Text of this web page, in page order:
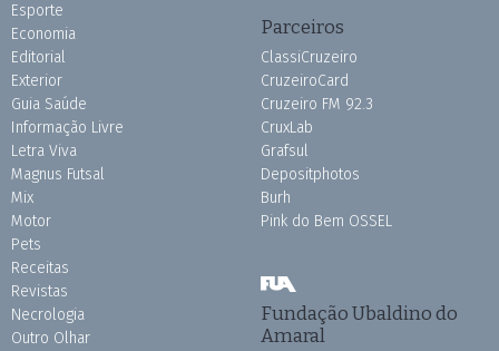
Esporte
Economia
Editorial
Exterior
Guia Saúde
Informação Livre
Letra Viva
Magnus Futsal
Mix
Motor
Pets
Receitas
Revistas
Necrologia
Outro Olhar
Parceiros
ClassiCruzeiro
CruzeiroCard
Cruzeiro FM 92.3
CruxLab
Grafsul
Depositphotos
Burh
Pink do Bem OSSEL
Fundação Ubaldino do
Amaral